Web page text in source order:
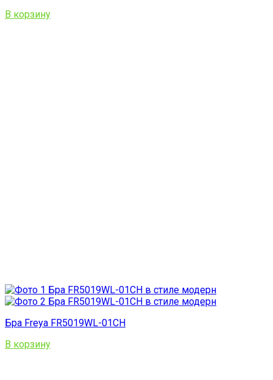
В корзину
Бра Freya FR5019WL-01CH
В корзину